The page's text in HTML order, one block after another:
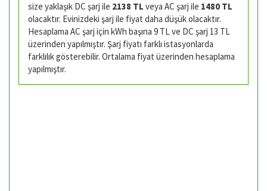
size yaklaşık DC şarj ile 2138 TL veya AC şarj ile 1480 TL
olacaktır. Evinizdeki şarj ile fiyat daha düşük olacaktır.
Hesaplama AC şarj için kWh başına 9 TL ve DC şarj 13 TL
üzerinden yapılmıştır. Şarj fiyatı farklı istasyonlarda
farklılık gösterebilir. Ortalama fiyat üzerinden hesaplama
yapılmıştır.